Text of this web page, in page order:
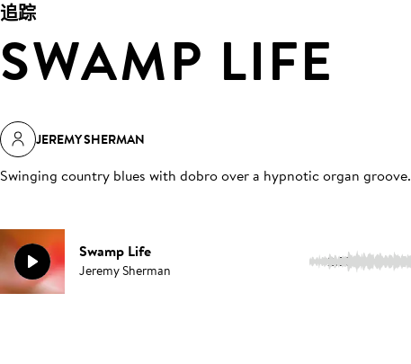
追踪
SWAMP LIFE
JEREMY SHERMAN
Swinging country blues with dobro over a hypnotic organ groove.
Swamp Life
Jeremy Sherman 2:35